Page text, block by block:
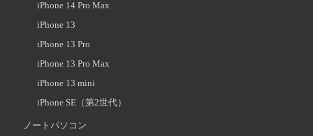
iPhone 14 Pro Max
iPhone 13
iPhone 13 Pro
iPhone 13 Pro Max
iPhone 13 mini
iPhone SE（第2世代）
ノートパソコン